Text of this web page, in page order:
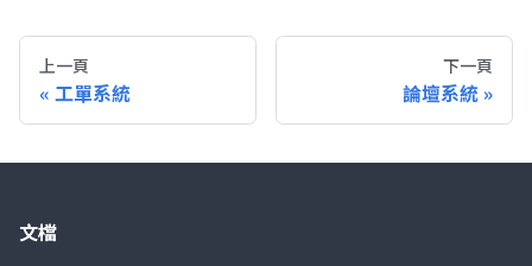
上一頁
工單系統
下一頁
論壇系統
文檔